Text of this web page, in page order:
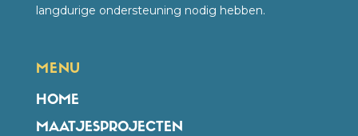
langdurige ondersteuning nodig hebben.
MENU
HOME
MAATJESPROJECTEN